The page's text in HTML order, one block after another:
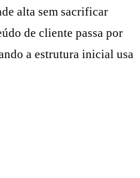
alta sem sacrificar
de cliente passa por
a estrutura inicial usa